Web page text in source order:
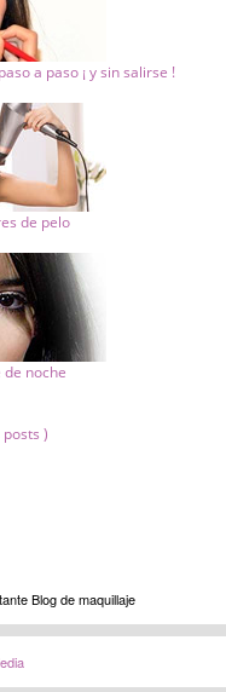
a paso ¡ y sin salirse !
de pelo
noche
posts )
Blog de maquillaje